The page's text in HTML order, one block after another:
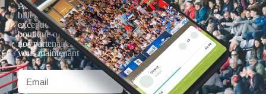
Actualités, nouveautés,
billetterie, remises
exceptionnelles dans la
boutique officielles & chez
nos partenaires… Inscrivez-
vous maintenant